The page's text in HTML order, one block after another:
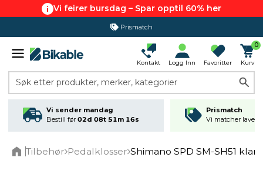
Vi feirer bursdag – Spar opptil 60% her
Prismatch
Kontakt Logg Inn Favoritter
0
Kurv
Søk etter produkter, merker, kategorier
Vi sender mandag
Bestill før 02d 08t 51m 16s
Prismatch
Vi matcher
Tilbehør Pedalklosser Shimano SPD SM-SH51